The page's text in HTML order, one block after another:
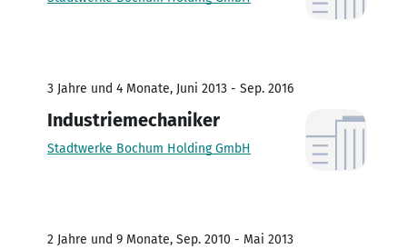
3 Jahre und 4 Monate, Juni 2013 - Sep. 2016
Industriemechaniker
Stadtwerke Bochum Holding GmbH
2 Jahre und 9 Monate, Sep. 2010 - Mai 2013